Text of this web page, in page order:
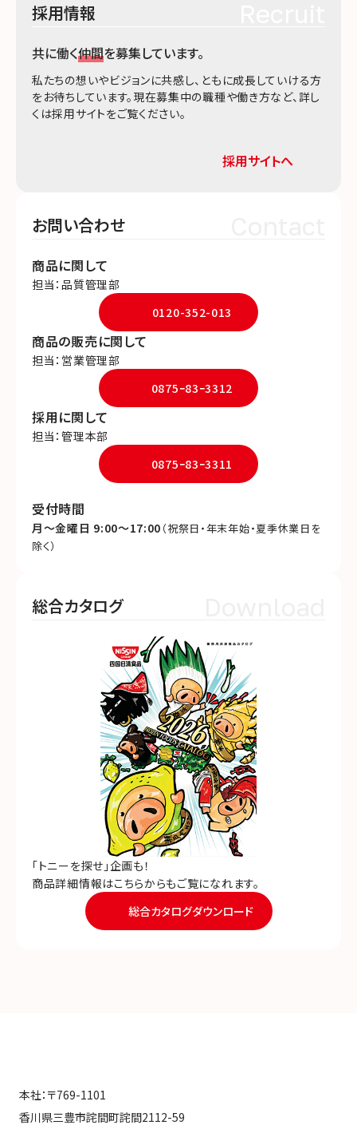
採用情報
共に働く仲間を募集しています。
私たちの想いやビジョンに共感し、ともに成長していける方
をお待ちしています。現在募集中の職種や働き方など、詳し
くは採用サイトをご覧ください。
採用サイトへ
お問い合わせ
商品に関して
担当：品質管理部
0120-352-013
商品の販売に関して
担当：営業管理部
0875ｰ83ｰ3312
採用に関して
担当：管理本部
0875ｰ83ｰ3311
受付時間
月～金曜日 9:00～17:00 （祝祭日・年末年始・夏季休業日を
除く）
総合カタログ
「トニーを探せ」企画も！
商品詳細情報はこちらからもご覧になれます。
総合カタログダウンロード
本社：〒769-1101
香川県三豊市詫間町詫間2112-59